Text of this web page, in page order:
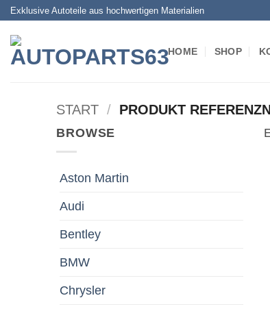
Zum
springen
Exklusive Autoteile aus hochwertigen Materialien
HOME SHOP
START / PRODUKT
BROWSE
Aston Martin
Audi
Bentley
BMW
Chrysler